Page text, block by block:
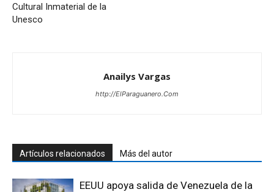
Cultural Inmaterial de la
Unesco
Anailys Vargas
http://ElParaguanero.Com
Artículos relacionados Más del autor
EEUU apoya salida de Venezuela de la